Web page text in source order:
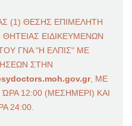
(1) ΘΕΣΗΣ ΕΠΙΜΕΛΗΤΗ
ΘΗΤΕΙΑΣ ΕΙΔΙΚΕΥΜΕΝΩΝ
ΓΝΑ "Η ΕΛΠΙΣ" ΜΕ
ΣΤΗΝ
, ΜΕ
ΏΡΑ 12:00 (ΜΕΣΗΜΕΡΙ) ΚΑΙ
24:00.